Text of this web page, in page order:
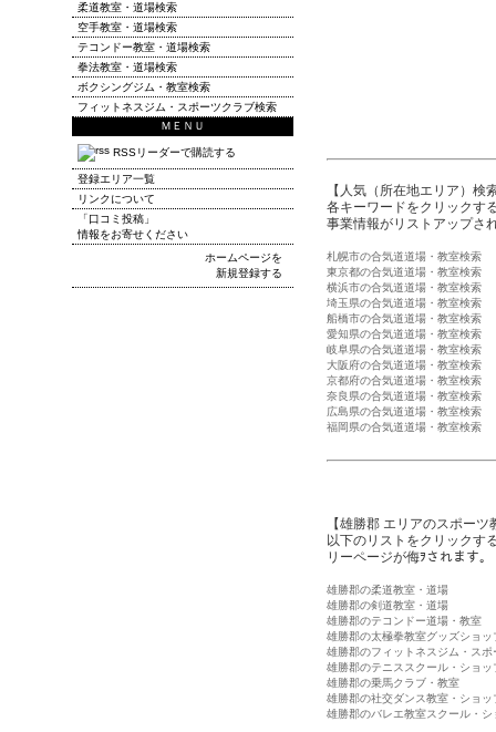
【人気（所在地エリア）検
各キーワードをクリックす
事業情報がリストアップさ
札幌市の合気道道場・教室検索
東京都の合気道道場・教室検索
横浜市の合気道道場・教室検索
埼玉県の合気道道場・教室検索
船橋市の合気道道場・教室検索
愛知県の合気道道場・教室検索
岐阜県の合気道道場・教室検索
大阪府の合気道道場・教室検索
京都府の合気道道場・教室検索
奈良県の合気道道場・教室検索
広島県の合気道道場・教室検索
福岡県の合気道道場・教室検索
【雄勝郡 エリアのスポー
以下のリストをクリックす
リーページが侮ｦされます。
雄勝郡の柔道教室・道場
雄勝郡の剣道教室・道場
雄勝郡のテコンドー道場・教室
雄勝郡の太極拳教室グッズショッ
雄勝郡のフィットネスジム・スポ
雄勝郡のテニススクール・ショッ
雄勝郡の乗馬クラブ・教室
雄勝郡の社交ダンス教室・ショッ
雄勝郡のバレエ教室スクール・シ
柔道教室・道場検索
空手教室・道場検索
テコンドー教室・道場検索
拳法教室・道場検索
ボクシングジム・教室検索
フィットネスジム・スポーツクラブ検索
ＭＥＮＵ
RSSリーダーで購読する
登録エリア一覧
リンクについて
「口コミ投稿」
情報をお寄せください
ホームページを
新規登録する